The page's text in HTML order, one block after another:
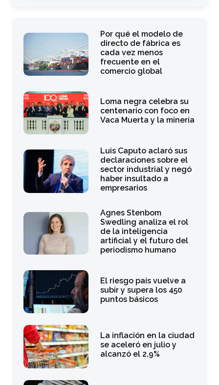
Por qué el modelo de
directo de fábrica es
cada vez menos
frecuente en el
comercio global
Loma negra celebra su
centenario con foco en
Vaca Muerta y la minería
Luis Caputo aclaró sus
declaraciones sobre el
sector industrial y negó
haber insultado a
empresarios
Agnes Stenbom
Swedling analiza el rol
de la inteligencia
artificial y el futuro del
periodismo humano
El riesgo país vuelve a
subir y supera los 450
puntos básicos
La inflación en la ciudad
se aceleró en julio y
alcanzó el 2,9%